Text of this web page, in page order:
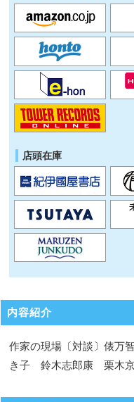
店頭在庫
内容紹介
作家の現場〔対談〕俵万
き子 鈴木志郎康 栗木